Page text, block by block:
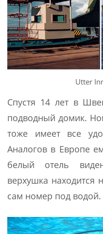
Utter
Спустя 14 лет в
подводный домик.
тоже имеет все
Аналогов в Европе
белый отель
верхушка находится
сам номер под водой.